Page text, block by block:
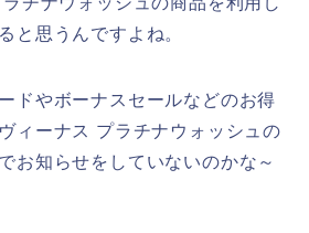
と思うんですよね。
ドやボーナスセールなどのお得
ィーナス プラチナウォッシュの
お知らせをしていないのかな～